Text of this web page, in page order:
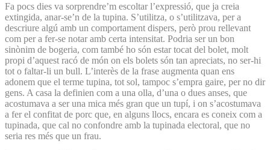
Fa pocs dies va sorprendre’m escoltar l’expressió, que ja creia
extingida, anar-se’n de la tupina. S’utilitza, o s’utilitzava, per a
descriure algú amb un comportament dispers, però prou rellevant
com per a fer-se notar amb certa intensitat. Podria ser un bon
sinònim de bogeria, com també ho són estar tocat del bolet, molt
propi d’aquest racó de món on els bolets són tan apreciats, no ser-hi
tot o faltar-li un bull. L’interès de la frase augmenta quan ens
adonem que el terme tupina, tot sol, tampoc s’empra gaire, per no dir
gens. A casa la definien com a una olla, d’una o dues anses, que
acostumava a ser una mica més gran que un tupí, i on s’acostumava
a fer el confitat de porc que, en alguns llocs, encara es coneix com a
tupinada, que cal no confondre amb la tupinada electoral, que no
seria res més que un frau.